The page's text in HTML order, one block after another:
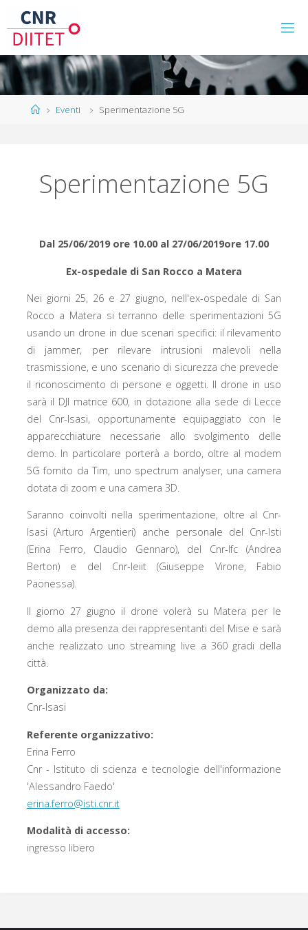
Eventi Sperimentazione 5G
Sperimentazione 5G
Dal 25/06/2019 ore 10.00 al 27/06/2019ore 17.00
Ex-ospedale di San Rocco a Matera
Nei giorni 25, 26 e 27 giugno, nell'ex-ospedale di San
Rocco a Matera si terranno delle sperimentazioni 5G
usando un drone in due scenari specifici: il rilevamento
di jammer, per rilevare intrusioni malevoli nella
trasmissione, e uno scenario di sicurezza che prevede
il riconoscimento di persone e oggetti. Il drone in uso
sarà il DJI matrice 600, in dotazione alla sede di Lecce
del Cnr-Isasi, opportunamente equipaggiato con le
apparecchiature necessarie allo svolgimento delle
demo. In particolare porterà a bordo, oltre al modem
5G fornito da Tim, uno spectrum analyser, una camera
dotata di zoom e una camera 3D.
Saranno coinvolti nella sperimentazione, oltre al Cnr-
Isasi (Arturo Argentieri) anche personale del Cnr-Isti
(Erina Ferro, Claudio Gennaro), del Cnr-Ifc (Andrea
Berton) e del Cnr-Ieiit (Giuseppe Virone, Fabio
Paonessa).
Il giorno 27 giugno il drone volerà su Matera per le
demo alla presenza dei rappresentanti del Mise e sarà
anche realizzato uno streaming live a 360 gradi della
città.
Organizzato da:
Cnr-Isasi
Referente organizzativo:
Erina Ferro
Cnr - Istituto di scienza e tecnologie dell'informazione
'Alessandro Faedo'
erina.ferro@isti.cnr.it
Modalità di accesso:
ingresso libero